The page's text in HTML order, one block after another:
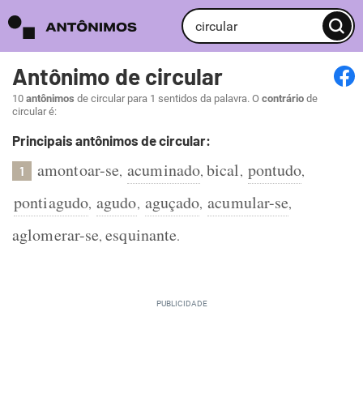
Antônimo de circular
10 antônimos de circular para 1 sentidos da palavra. O contrário de
circular é:
Principais antônimos de circular:
1 amontoar-se, acuminado,bical, pontudo,
pontiagudo, agudo, aguçado, acumular-se,
aglomerar-se,esquinante.